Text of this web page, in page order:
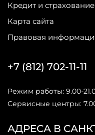
Кредит и страхование
Карта сайта
Правовая
АДРЕСА В
+7 (812) 702-11-11
Режим работы: 9.00-
Сервисные центры: